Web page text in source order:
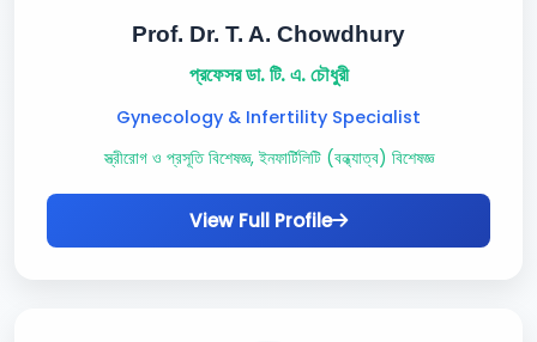
Prof. Dr. T. A. Chowdhury
প্রফেসর ডা. টি. এ. চৌধুরী
Gynecology & Infertility Specialist
স্ত্রীরোগ ও প্রসূতি বিশেষজ্ঞ, ইনফার্টিলিটি (বন্ধ্যাত্ব) বিশেষজ্ঞ
View Full Profile